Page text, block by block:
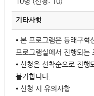
기타사항
⦁ 본 프로그램은 동래구혁
프로그램실에서 진행되는
⦁ 신청은 선착순으로 진행
불가합니다.
⦁ 신청 시 유의사항